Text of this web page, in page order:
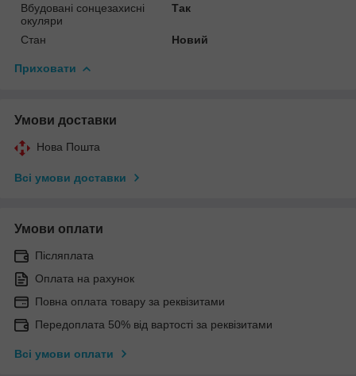
Вбудовані сонцезахисні
окуляри
Так
Стан Новий
Приховати
Умови доставки
Нова Пошта
Всі умови доставки
Умови оплати
Післяплата
Оплата на рахунок
Повна оплата товару за реквізитами
Передоплата 50% від вартості за реквізитами
Всі умови оплати